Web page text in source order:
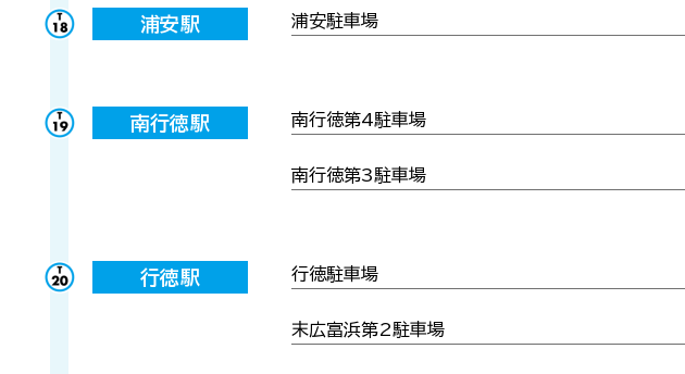
浦安駅 浦安駐車場
南行徳駅 南行徳第4駐車場
南行徳第3駐車場
行徳駅 行徳駐車場
末広富浜第2駐車場